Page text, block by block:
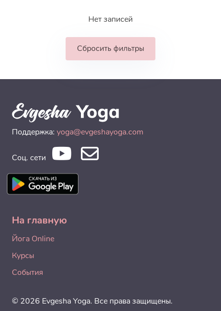
Нет записей
Сбросить фильтры
Поддержка: yoga@evgeshayoga.com
Соц. сети
На главную
Йога Online
Курсы
События
© 2026 Evgesha Yoga. Все права защищены.